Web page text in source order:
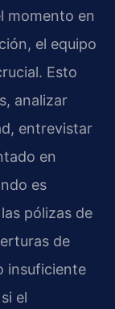
momento en
el equipo
Esto
analizar
entrevistar
en
es
pólizas de
de
insuficiente
el